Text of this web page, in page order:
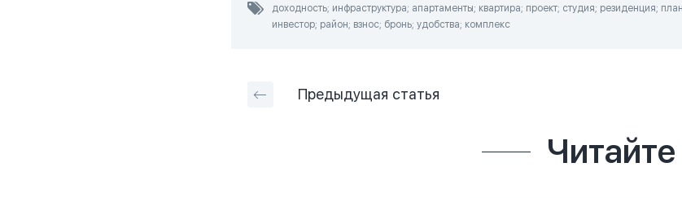
доходность; инфраструктура; апартаменты; квартира; проект; студия; резиденция;
инвестор; район; взнос; бронь; удобства; комплекс
Предыдущая статья